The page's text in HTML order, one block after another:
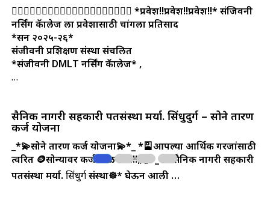
👩‍⚕👩‍⚕👩‍⚕👩‍⚕👩‍⚕👩‍⚕👩‍⚕👩‍⚕👩‍⚕👩‍⚕ *प्रवेश!!प्रवेश!!प्रवेश!!*संजिवनी
नर्सिंग कॅालेज ला प्रवेशासाठी चांगला प्रतिसाद
*सन २०२५-२६*
संजीवनी प्रशिक्षण संस्था संचलित
*संजीवनी DMLT नर्सिंग कॅालेज* ,
…
सैनिक नागरी सहकारी पतसंस्था मर्या. सिंधुदुर्ग – सोने तारण
कर्ज योजना
*💫सोने तारण कर्ज योजना💫*_ *🎴आपल्या आर्थिक गरजांसाठी
त्वरित 🪙सोन्यावर कर्ज मिळवा…!!🤗*_*☸️सैनिक नागरी सहकारी
पतसंस्था मर्या. सिंधुदुर्गसंस्था☸️* घेऊन आली …